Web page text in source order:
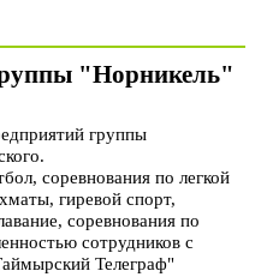
"Норникель"
группы
соревнования по легкой
гиревой спорт,
соревнования по
сотрудников с
Телеграф"